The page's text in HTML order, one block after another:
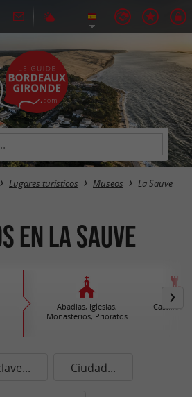
Lugares turísticos Museos La Sauve
en La Sauve
Abadias, Iglesias,
Monasterios, Prioratos
Castillos /
Ciudad...